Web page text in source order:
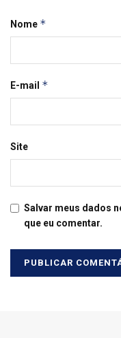
Nome *
E-mail *
Site
Salvar meus dados
que eu comentar.